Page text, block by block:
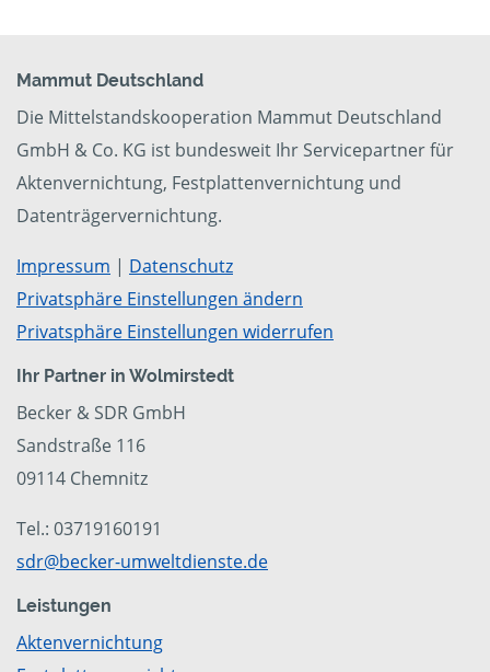
Mammut Deutschland
Die Mittelstandskooperation Mammut Deutschland
GmbH & Co. KG ist bundesweit Ihr Servicepartner für
Aktenvernichtung, Festplattenvernichtung und
Datenträgervernichtung.
Impressum | Datenschutz
Privatsphäre Einstellungen ändern
Privatsphäre Einstellungen widerrufen
Ihr Partner in Wolmirstedt
Becker & SDR GmbH
Sandstraße 116
09114 Chemnitz
Tel.: 03719160191
sdr@becker-umweltdienste.de
Leistungen
Aktenvernichtung